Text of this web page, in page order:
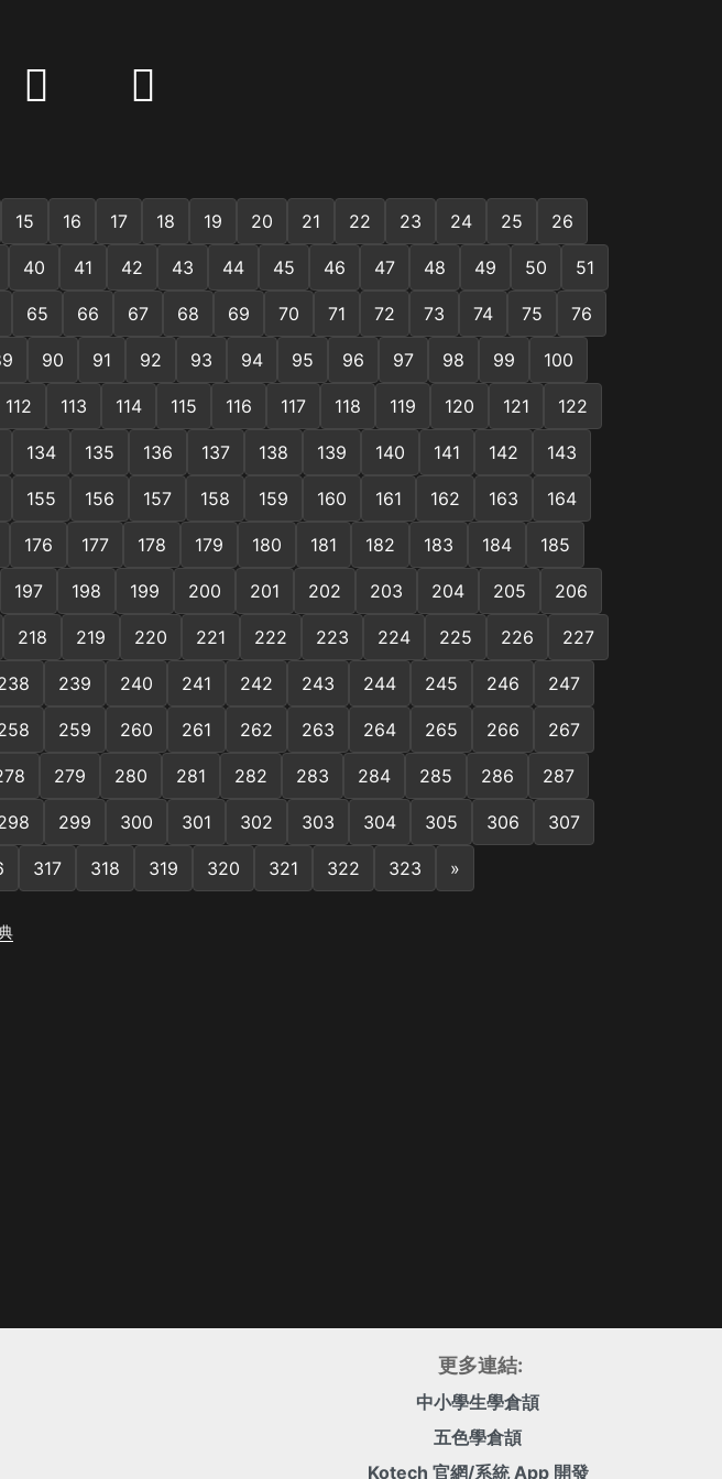
𩱸 𪁙
15 16 17 18 19 20 21 22 23 24 25 26
40 41 42 43 44 45 46 47 48 49 50 51
65 66 67 68 69 70 71 72 73 74 75 76
90 91 92 93 94 95 96 97 98 99 100
112 113 114 115 116 117 118 119 120 121 122
134 135 136 137 138 139 140 141 142 143
155 156 157 158 159 160 161 162 163 164
176 177 178 179 180 181 182 183 184 185
197 198 199 200 201 202 203 204 205 206
218 219 220 221 222 223 224 225 226 227
239 240 241 242 243 244 245 246 247
259 260 261 262 263 264 265 266 267
279 280 281 282 283 284 285 286 287
299 300 301 302 303 304 305 306 307
317 318 319 320 321 322 323 »
更多連結:
中小學生學倉頡
五色學倉頡
Kotech 官網/系統 App 開發